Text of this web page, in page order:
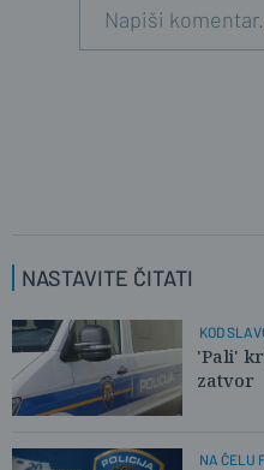
NASTAVITE ČITATI
KOD
'Pali'
zatvor
NA ČELU